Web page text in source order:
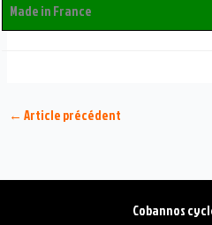
Made in France
← Article précédent
Cobannos